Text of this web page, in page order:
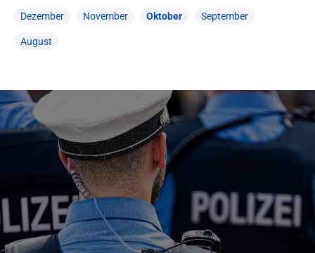
Dezember November Oktober September
August